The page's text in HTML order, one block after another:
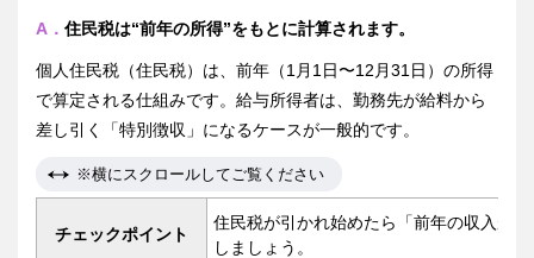
A． 住民税は“前年の所得”をもとに計算されます。
個人住民税（住民税）は、前年（1月1日〜12月31日）の所得
で算定される仕組みです。給与所得者は、勤務先が給料から
差し引く「特別徴収」になるケースが一般的です。
※横にスクロールしてご覧ください
チェックポイント
住民税が引かれ始めたら「前年の収入が
しましょう。